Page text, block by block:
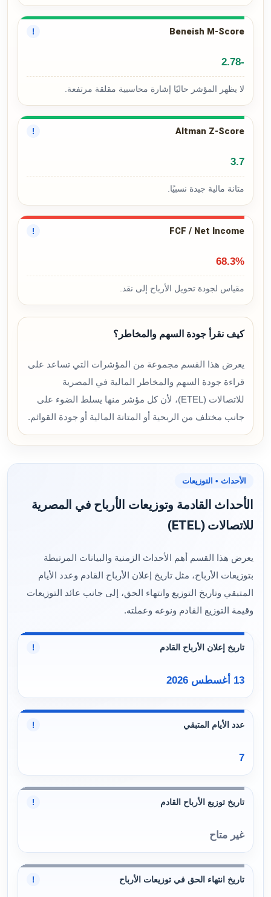
Beneish M-Score
!
-2.78
لا يظهر المؤشر حاليًا إشارة محاسبية مقلقة مرتفعة.
Altman Z-Score
!
3.7
متانة مالية جيدة نسبيًا.
FCF / Net Income
!
68.3%
مقياس لجودة تحويل الأرباح إلى نقد.
كيف نقرأ جودة السهم والمخاطر؟
يعرض هذا القسم مجموعة من المؤشرات التي تساعد على
قراءة جودة السهم والمخاطر المالية في المصرية
للاتصالات (ETEL)، لأن كل مؤشر منها يسلط الضوء على
جانب مختلف من الربحية أو المتانة المالية أو جودة القوائم.
الأحداث • التوزيعات
الأحداث القادمة وتوزيعات الأرباح في المصرية
للاتصالات (ETEL)
يعرض هذا القسم أهم الأحداث الزمنية والبيانات المرتبطة
بتوزيعات الأرباح، مثل تاريخ إعلان الأرباح القادم وعدد الأيام
المتبقي وتاريخ التوزيع وانتهاء الحق، إلى جانب عائد التوزيعات
وقيمة التوزيع القادم ونوعه وعملته.
تاريخ إعلان الأرباح القادم !
13 أغسطس 2026
عدد الأيام المتبقي !
7
تاريخ توزيع الأرباح القادم !
غير متاح
تاريخ انتهاء الحق في توزيعات الأرباح !